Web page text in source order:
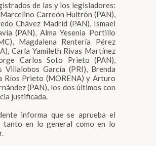
de las y los legisladores:
Carreón Huitrón (PAN),
Chávez Madrid (PAN), Ismael
(PAN), Alma Yesenia Portillo
Magdalena Rentería Pérez
Carla Yamileth Rivas Martínez
Carlos Soto Prieto (PAN),
Villalobos García (PRI), Brenda
Ríos Prieto (MORENA) y Arturo
(PAN), los dos últimos con
justificada.
informa que se aprueba el
tanto en lo general como en lo